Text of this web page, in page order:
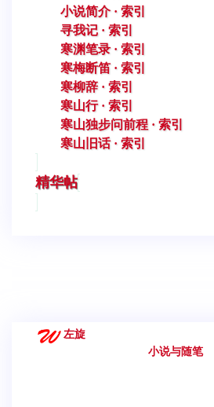
小说简介 · 索引
寻我记 · 索引
寒渊笔录 · 索引
寒梅断笛 · 索引
寒柳辞 · 索引
寒山行 · 索引
寒山独步问前程 · 索引
寒山旧话 · 索引
精华帖
左旋
小说与随笔